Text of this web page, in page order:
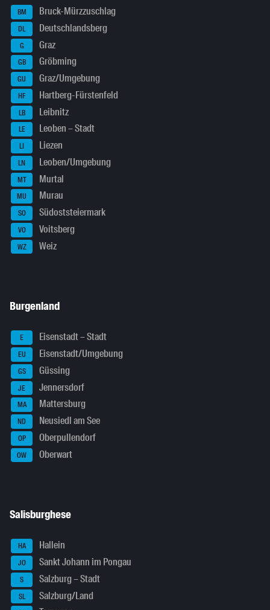
BM Bruck-Mürzzuschlag
DL Deutschlandsberg
G Graz
GB Gröbming
GU Graz/Umgebung
HF Hartberg-Fürstenfeld
LB Leibnitz
LE Leoben – Stadt
LI Liezen
LN Leoben/Umgebung
MT Murtal
MU Murau
SO Südoststeiermark
VO Voitsberg
WZ Weiz
Burgenland
E Eisenstadt – Stadt
EU Eisenstadt/Umgebung
GS Güssing
JE Jennersdorf
MA Mattersburg
ND Neusiedl am See
OP Oberpullendorf
OW Oberwart
Salisburghese
HA Hallein
JO Sankt Johann im Pongau
S Salzburg – Stadt
SL Salzburg/Land